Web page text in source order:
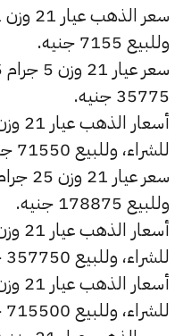
وللبيع 7155 جنيه.
35775 جنيه.
للشراء، وللبيع 71550 جنيه.
وللبيع 178875 جنيه.
للشراء، وللبيع 357750 جنيه.
للشراء، وللبيع 715500 جنيه.